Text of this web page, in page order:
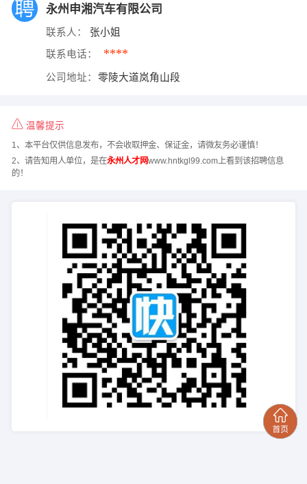
永州申湘汽车有限公司
联系人： 张小姐
联系电话： ****
公司地址： 零陵大道岚角山段
温馨提示
1、本平台仅供信息发布，不会收取押金、保证金，请微友务必谨慎！
2、请告知用人单位，是在永州人才网www.hntkgl99.com上看到该招聘信息
的！